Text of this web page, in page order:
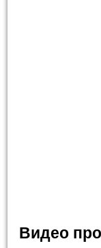
Видео